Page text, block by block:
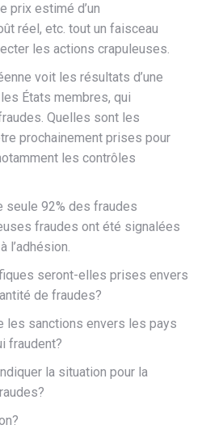
prix estimé d’un
réel, etc. tout un faisceau
les actions crapuleuses.
voit les résultats d’une
États membres, qui
Quelles sont les
prochainement prises pour
les contrôles
seule 92% des fraudes
fraudes ont été signalées
l’adhésion.
seront-elles prises envers
de fraudes?
les sanctions envers les pays
fraudent?
la situation pour la